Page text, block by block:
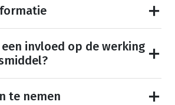
invloed op de werking
te nemen